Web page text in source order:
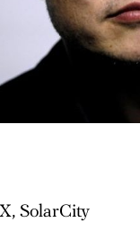
SolarCity